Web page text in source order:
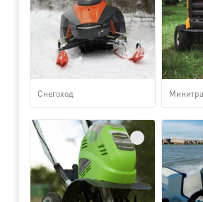
Снегоход